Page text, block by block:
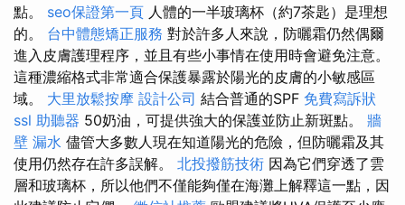
點。 seo保證第一頁 人體的一半玻璃杯（約7茶匙）是理想
的。 台中體態矯正服務 對於許多人來說，防曬霜仍然偶爾
進入皮膚護理程序，並且有些小事情在使用時會避免注意。
這種濃縮格式非常適合保護暴露於陽光的皮膚的小敏感區
域。 大里放鬆按摩 設計公司 結合普通的SPF 免費寫訴狀
ssl 助聽器 50奶油，可提供強大的保護並防止新斑點。 牆
壁 漏水 儘管大多數人現在知道陽光的危險，但防曬霜及其
使用仍然存在許多誤解。 北投撥筋技術 因為它們穿透了雲
層和玻璃杯，所以他們不僅能夠僅在海灘上解釋這一點，因